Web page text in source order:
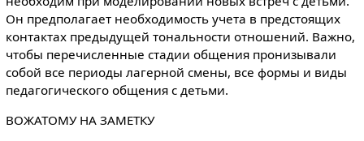
Он предполагает необходимость учета в предстоящих
контактах предыдущей тональности отношений. Важно,
чтобы перечисленные стадии общения пронизывали
собой все периоды лагерной смены, все формы и виды
педагогического общения с детьми.
ВОЖАТОМУ НА ЗАМЕТКУ